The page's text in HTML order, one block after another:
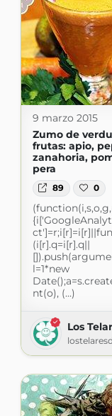
9 marzo 2015
Zumo de
frutas: apio,
zanahoria,
pera
89 0
(i[r].q=i[r].q||
l=1*new
nt(o), (...)
Los